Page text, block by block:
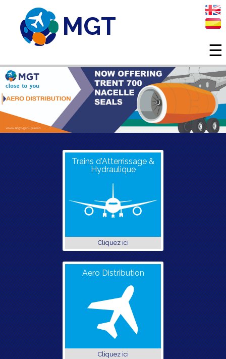
Aller au contenu principal
MGT
☰
Trains d'Atterrissage &
Hydraulique
Cliquez ici
Aero Distribution
Cliquez ici